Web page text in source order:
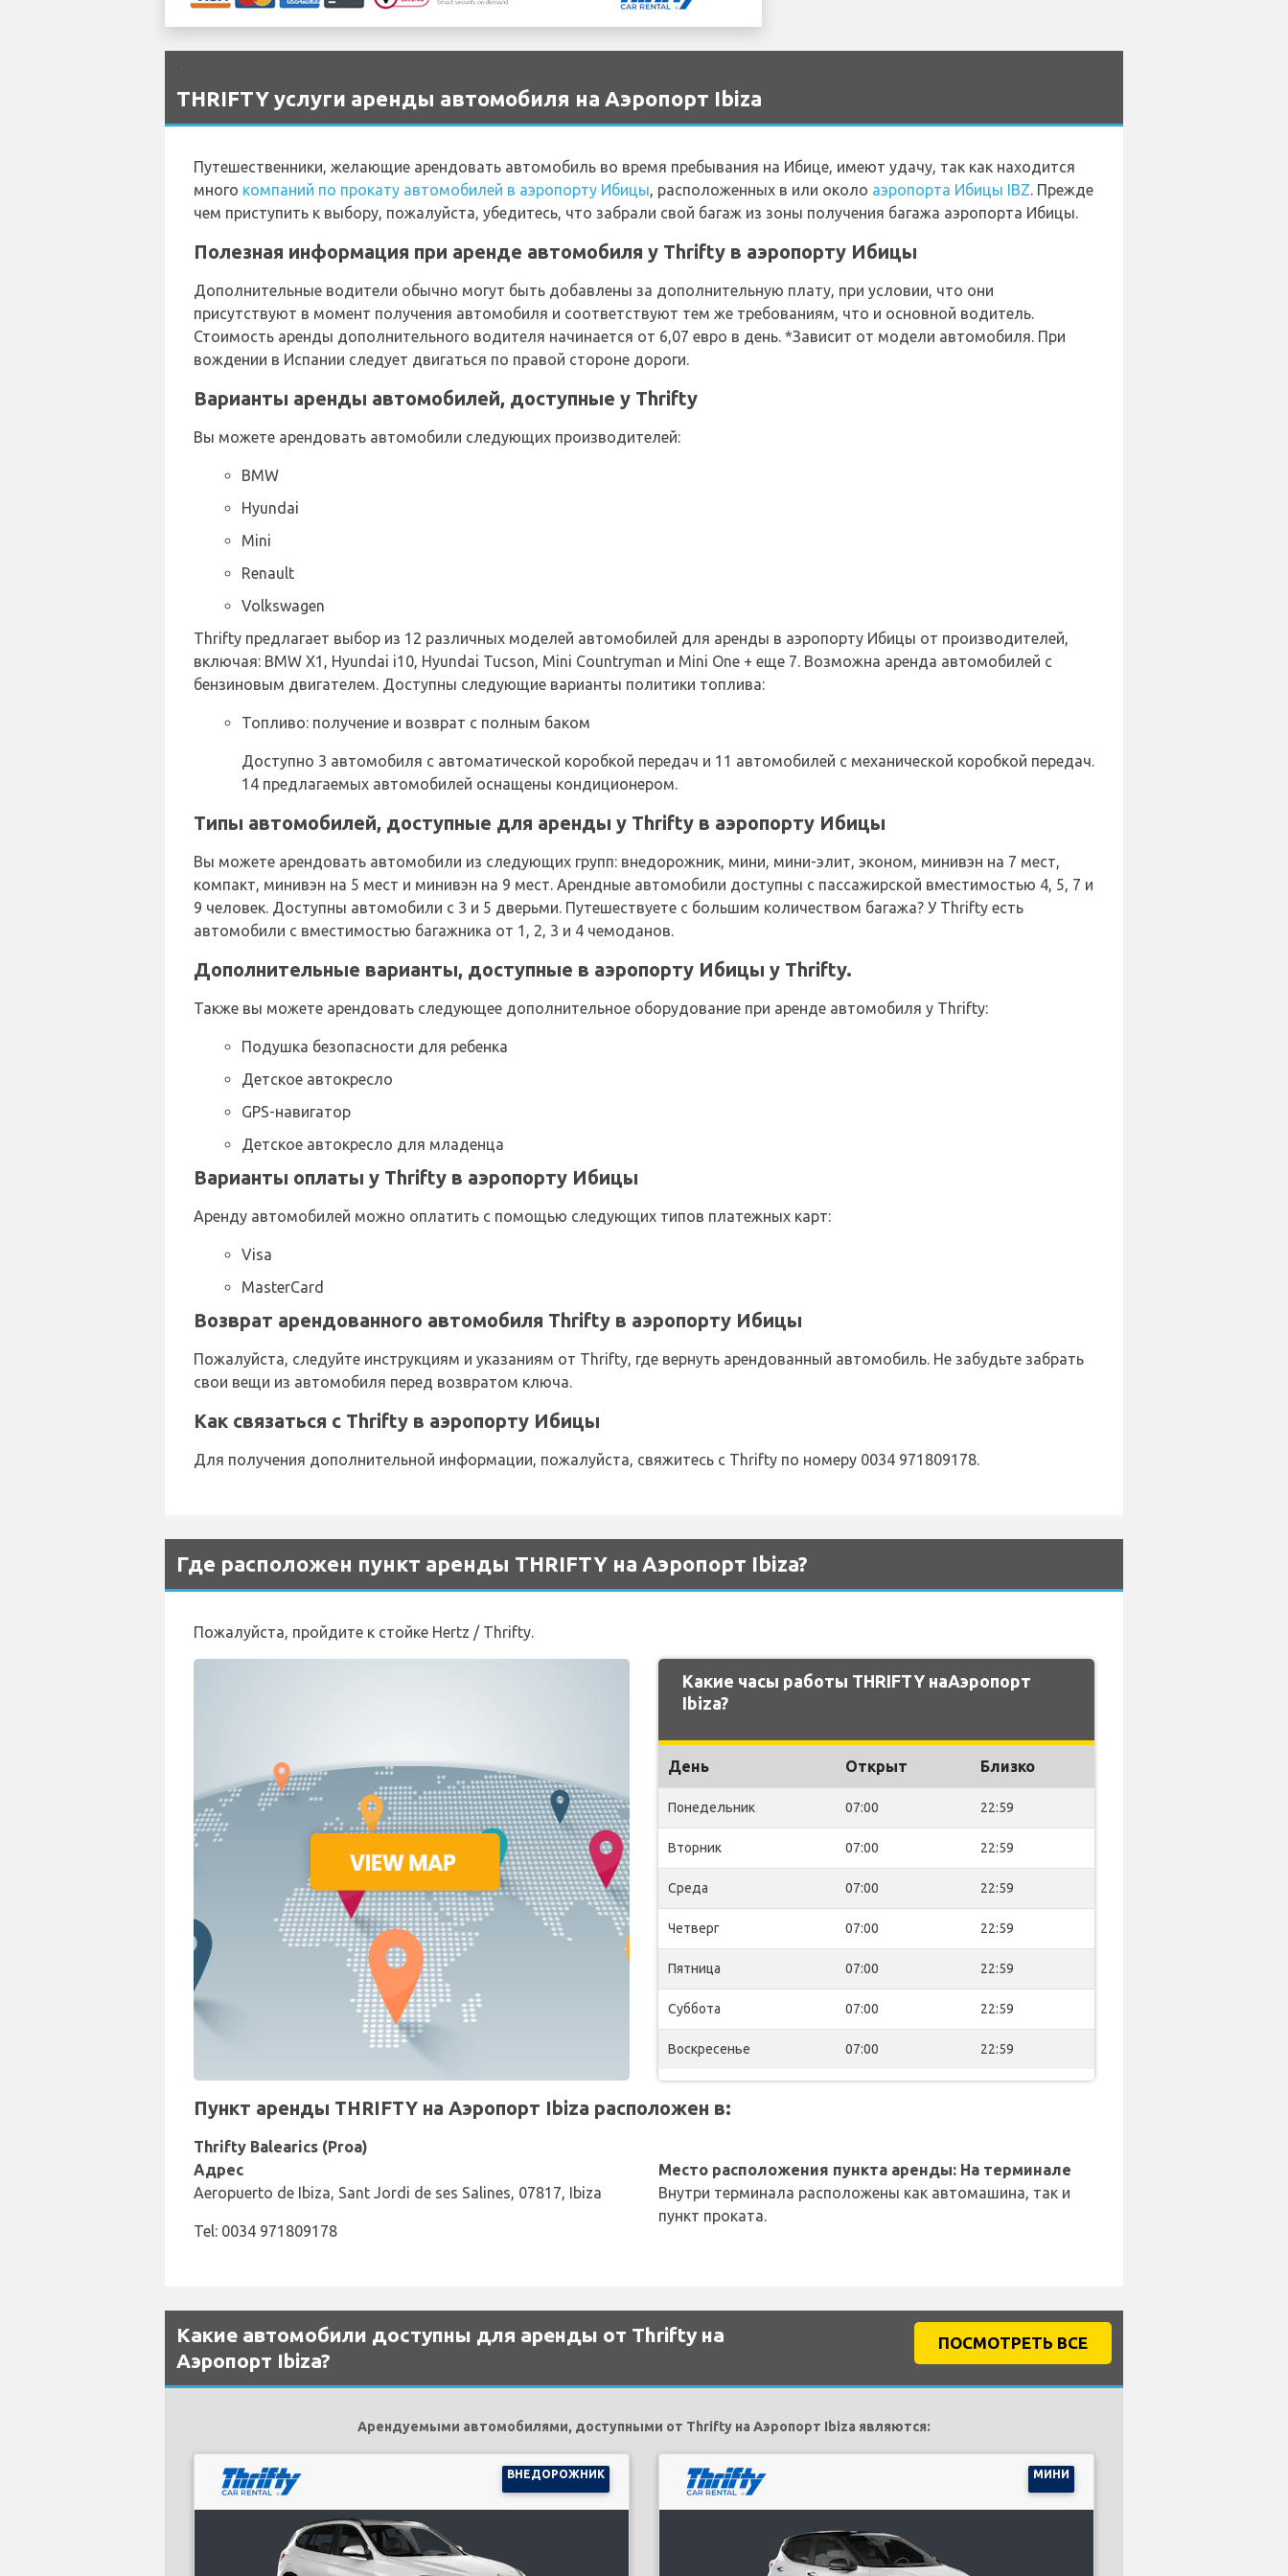
THRIFTY услуги аренды автомобиля на Аэропорт Ibiza
Путешественники, желающие арендовать автомобиль во время пребывания на Ибице, имеют удачу, так как находится
много компаний по прокату автомобилей в аэропорту Ибицы, расположенных в или около аэропорта Ибицы IBZ. Прежде
чем приступить к выбору, пожалуйста, убедитесь, что забрали свой багаж из зоны получения багажа аэропорта Ибицы.
Полезная информация при аренде автомобиля у Thrifty в аэропорту Ибицы
Дополнительные водители обычно могут быть добавлены за дополнительную плату, при условии, что они
присутствуют в момент получения автомобиля и соответствуют тем же требованиям, что и основной водитель.
Стоимость аренды дополнительного водителя начинается от 6,07 евро в день. *Зависит от модели автомобиля. При
вождении в Испании следует двигаться по правой стороне дороги.
Варианты аренды автомобилей, доступные у Thrifty
Вы можете арендовать автомобили следующих производителей:
BMW
Hyundai
Mini
Renault
Volkswagen
Thrifty предлагает выбор из 12 различных моделей автомобилей для аренды в аэропорту Ибицы от производителей,
включая: BMW X1, Hyundai i10, Hyundai Tucson, Mini Countryman и Mini One + еще 7. Возможна аренда автомобилей с
бензиновым двигателем. Доступны следующие варианты политики топлива:
Топливо: получение и возврат с полным баком
Доступно 3 автомобиля с автоматической коробкой передач и 11 автомобилей с механической коробкой передач.
14 предлагаемых автомобилей оснащены кондиционером.
Типы автомобилей, доступные для аренды у Thrifty в аэропорту Ибицы
Вы можете арендовать автомобили из следующих групп: внедорожник, мини, мини-элит, эконом, минивэн на 7 мест,
компакт, минивэн на 5 мест и минивэн на 9 мест. Арендные автомобили доступны с пассажирской вместимостью 4, 5, 7 и
9 человек. Доступны автомобили с 3 и 5 дверьми. Путешествуете с большим количеством багажа? У Thrifty есть
автомобили с вместимостью багажника от 1, 2, 3 и 4 чемоданов.
Дополнительные варианты, доступные в аэропорту Ибицы у Thrifty.
Также вы можете арендовать следующее дополнительное оборудование при аренде автомобиля у Thrifty:
Подушка безопасности для ребенка
Детское автокресло
GPS-навигатор
Детское автокресло для младенца
Варианты оплаты у Thrifty в аэропорту Ибицы
Аренду автомобилей можно оплатить с помощью следующих типов платежных карт:
Visa
MasterCard
Возврат арендованного автомобиля Thrifty в аэропорту Ибицы
Пожалуйста, следуйте инструкциям и указаниям от Thrifty, где вернуть арендованный автомобиль. Не забудьте забрать
свои вещи из автомобиля перед возвратом ключа.
Как связаться с Thrifty в аэропорту Ибицы
Для получения дополнительной информации, пожалуйста, свяжитесь с Thrifty по номеру 0034 971809178.
Где расположен пункт аренды THRIFTY на Аэропорт Ibiza?
Пожалуйста, пройдите к стойке Hertz / Thrifty.
Какие часы работы THRIFTY наАэропорт
Ibiza?
День Открыт Близко
Понедельник 07:00 22:59
Вторник 07:00 22:59
Среда 07:00 22:59
Четверг 07:00 22:59
Пятница 07:00 22:59
Суббота 07:00 22:59
Воскресенье 07:00 22:59
Пункт аренды THRIFTY на Аэропорт Ibiza расположен в:
Thrifty Balearics (Proa)
Адрес
Aeropuerto de Ibiza, Sant Jordi de ses Salines, 07817, Ibiza
Tel: 0034 971809178
Место расположения пункта аренды: На терминале
Внутри терминала расположены как автомашина, так и
пункт проката.
Какие автомобили доступны для аренды от Thrifty на
Аэропорт Ibiza?
ПОСМОТРЕТЬ ВСЕ
Арендуемыми автомобилями, доступными от Thrifty на Аэропорт Ibiza являются:
ВНЕДОРОЖНИК МИНИ